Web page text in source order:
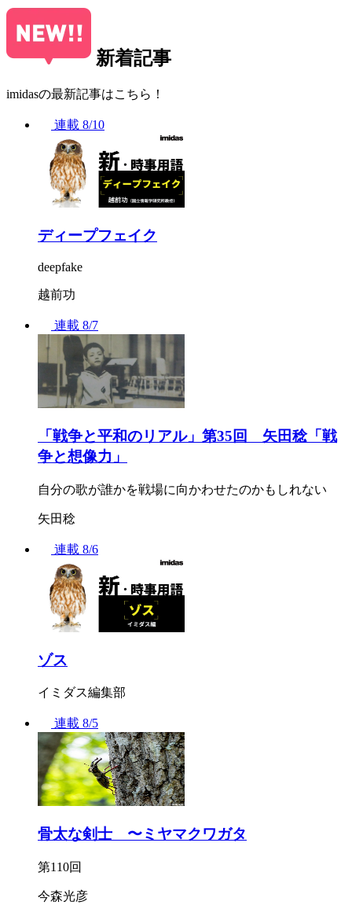
新着記事
imidasの最新記事はこちら！
連載 8/10
ディープフェイク
deepfake
越前功
連載 8/7
「戦争と平和のリアル」第35回 矢田稔「戦
争と想像力」
自分の歌が誰かを戦場に向かわせたのかもしれない
矢田稔
連載 8/6
ゾス
イミダス編集部
連載 8/5
骨太な剣士 〜ミヤマクワガタ
第110回
今森光彦